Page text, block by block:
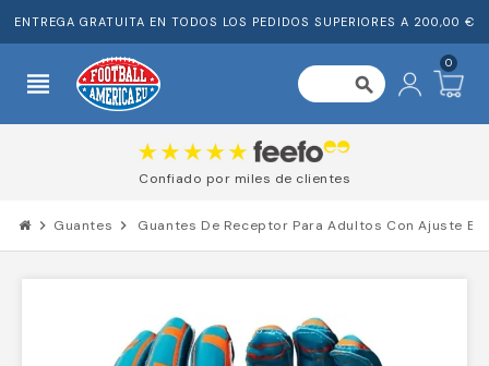
ENTREGA GRATUITA EN TODOS LOS PEDIDOS SUPERIORES A 200,00 €
view_headline search
0
Confiado por miles de clientes
chevron_right Guantes chevron_right Guantes De Receptor Para Adultos Con Ajuste